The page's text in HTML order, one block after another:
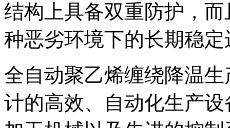
结构上具备双重防护，
种恶劣环境下的长期稳定
全自动聚乙烯缠绕降温
计的高效、自动化生产